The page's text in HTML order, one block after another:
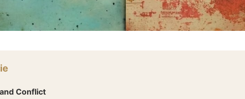
Conflict